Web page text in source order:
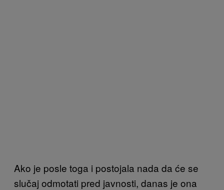
Ako je posle toga i postojala nada da će se
slučaj odmotati pred javnosti, danas je ona